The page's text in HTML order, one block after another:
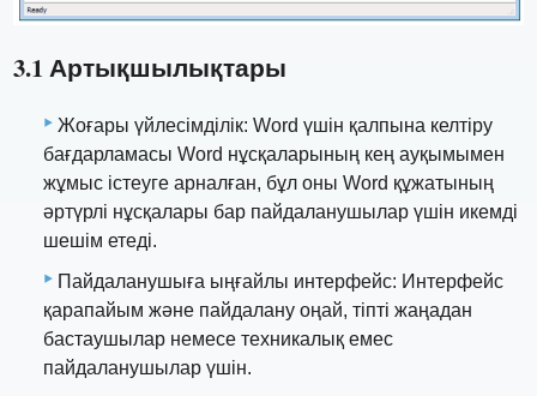
3.1 Артықшылықтары
Жоғары үйлесімділік: Word үшін қалпына келтіру
бағдарламасы Word нұсқаларының кең ауқымымен
жұмыс істеуге арналған, бұл оны Word құжатының
әртүрлі нұсқалары бар пайдаланушылар үшін икемді
шешім етеді.
Пайдаланушыға ыңғайлы интерфейс: Интерфейс
қарапайым және пайдалану оңай, тіпті жаңадан
бастаушылар немесе техникалық емес
пайдаланушылар үшін.